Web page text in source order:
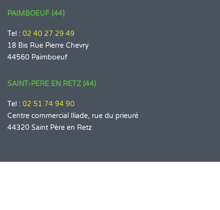
PAIMBOEUF (44)
Tel : 02 40 27 29 49
18 Bis Rue Pierre Chevry
44560 Paimboeuf
SAINT-PÈRE EN RETZ (44)
Tel : 02 51 74 94 90
Centre commercial Iliade, rue du prieuré
44320 Saint Père en Retz